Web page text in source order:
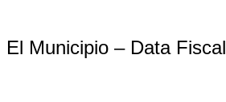
El Municipio – Data Fiscal